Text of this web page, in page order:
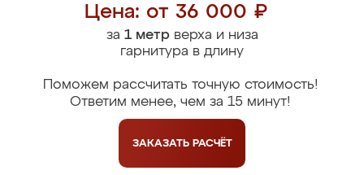
Цена: от 36 000 ₽
за 1 метрверха и низа
гарнитура в длину
Поможем рассчитать точную стоимость!
Ответим менее, чем за 15 минут!
ЗАКАЗАТЬ РАСЧЁТ